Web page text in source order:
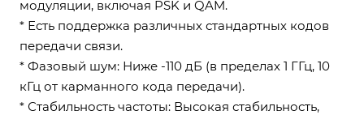
модуляции, включая PSK и QAM.
* Есть поддержка различных стандартных кодов
передачи связи.
* Фазовый шум: Ниже -110 дБ (в пределах 1 ГГц, 10
кГц от карманного кода передачи).
* Стабильность частоты: Высокая стабильность,